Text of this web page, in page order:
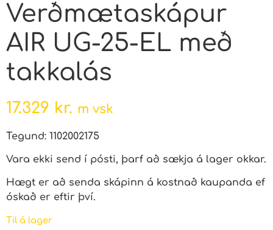
Verðmætaskápur
AIR UG-25-EL með
takkalás
17.329 kr. m vsk
Tegund: 1102002175
Vara ekki send í pósti, þarf að sækja á lager okkar.
Hægt er að senda skápinn á kostnað kaupanda ef
óskað er eftir því.
Til á lager